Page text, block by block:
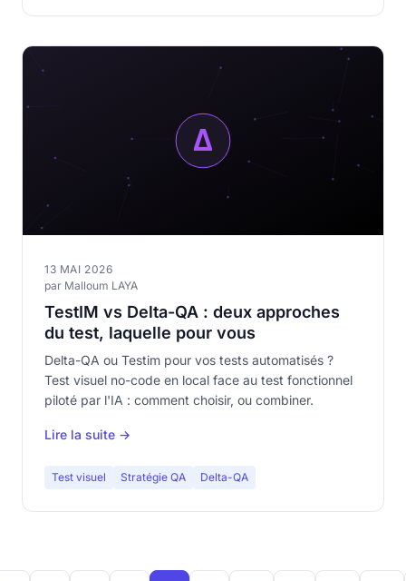
13 MAI 2026
par Malloum LAYA
TestIM vs Delta-QA : deux approches
du test, laquelle pour vous
Delta-QA ou Testim pour vos tests automatisés ?
Test visuel no-code en local face au test fonctionnel
piloté par l'IA : comment choisir, ou combiner.
Lire la suite →
Test visuel Stratégie QA Delta-QA